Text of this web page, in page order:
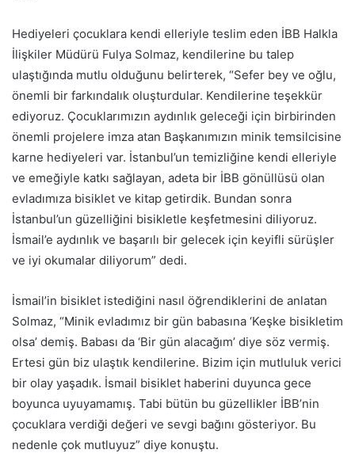
m
e
Hediyeleri çocuklara kendi elleriyle teslim eden İBB Halkla
İlişkiler Müdürü Fulya Solmaz, kendilerine bu talep
ulaştığında mutlu olduğunu belirterek, “Sefer bey ve oğlu,
önemli bir farkındalık oluşturdular. Kendilerine teşekkür
ediyoruz. Çocuklarımızın aydınlık geleceği için birbirinden
önemli projelere imza atan Başkanımızın minik temsilcisine
karne hediyeleri var. İstanbul’un temizliğine kendi elleriyle
ve emeğiyle katkı sağlayan, adeta bir İBB gönüllüsü olan
evladımıza bisiklet ve kitap getirdik. Bundan sonra
İstanbul’un güzelliğini bisikletle keşfetmesini diliyoruz.
İsmail’e aydınlık ve başarılı bir gelecek için keyifli sürüşler
ve iyi okumalar diliyorum” dedi.
İsmail’in bisiklet istediğini nasıl öğrendiklerini de anlatan
Solmaz, “Minik evladımız bir gün babasına ‘Keşke bisikletim
olsa’ demiş. Babası da ‘Bir gün alacağım’ diye söz vermiş.
Ertesi gün biz ulaştık kendilerine. Bizim için mutluluk verici
bir olay yaşadık. İsmail bisiklet haberini duyunca gece
boyunca uyuyamamış. Tabi bütün bu güzellikler İBB’nin
çocuklara verdiği değeri ve sevgi bağını gösteriyor. Bu
nedenle çok mutluyuz” diye konuştu.